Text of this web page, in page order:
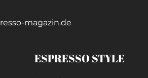
magazin.de
ESPRESSO STYLE